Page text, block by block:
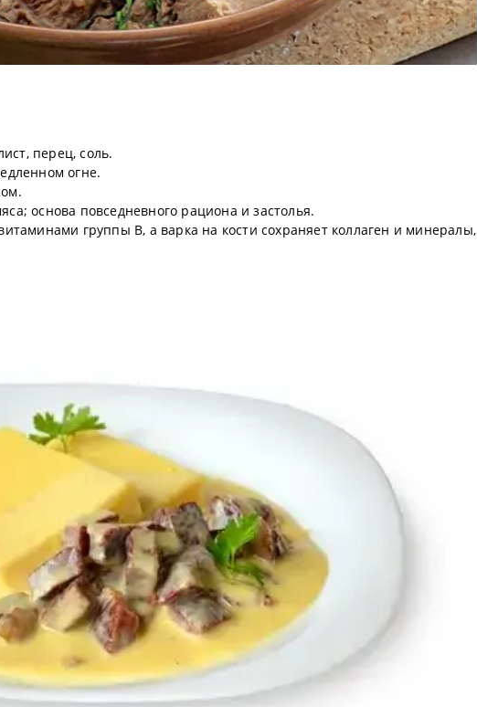
перец, соль.
огне.
основа повседневного рациона и застолья.
группы B, а варка на кости сохраняет коллаген и минералы,